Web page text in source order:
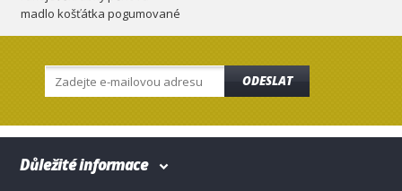
madlo košťátka pogumované
ODESLAT
Důležité informace